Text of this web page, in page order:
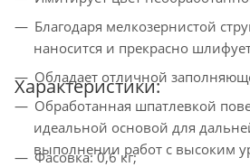
Благодаря мелкозернистой
наносится и прекрасно
Обладает отличной
Обработанная шпатлевкой
идеальной основой для
выполнении работ с высоким
Характеристики:
Фасовка: 0,6 кг;